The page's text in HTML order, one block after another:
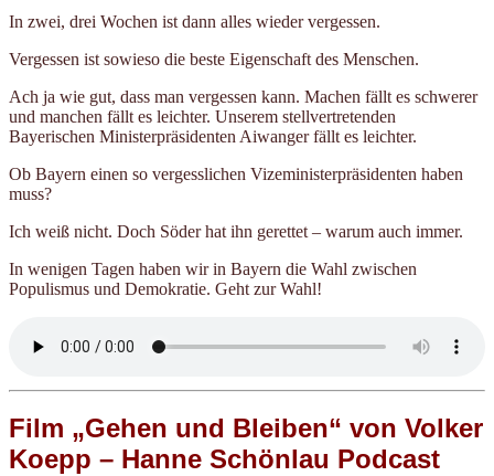
In zwei, drei Wochen ist dann alles wieder vergessen.
Vergessen ist sowieso die beste Eigenschaft des Menschen.
Ach ja wie gut, dass man vergessen kann. Machen fällt es schwerer
und manchen fällt es leichter. Unserem stellvertretenden
Bayerischen Ministerpräsidenten Aiwanger fällt es leichter.
Ob Bayern einen so vergesslichen Vizeministerpräsidenten haben
muss?
Ich weiß nicht. Doch Söder hat ihn gerettet – warum auch immer.
In wenigen Tagen haben wir in Bayern die Wahl zwischen
Populismus und Demokratie. Geht zur Wahl!
Film „Gehen und Bleiben“ von Volker
Koepp – Hanne Schönlau Podcast